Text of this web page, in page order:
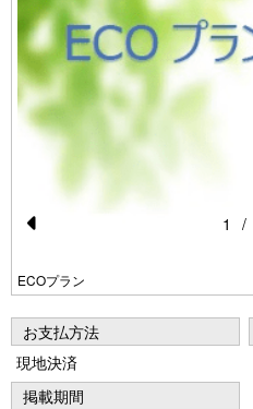
e
vi
o
u
ECOプラン
1 /
お支払方法
現地決済
掲載期間